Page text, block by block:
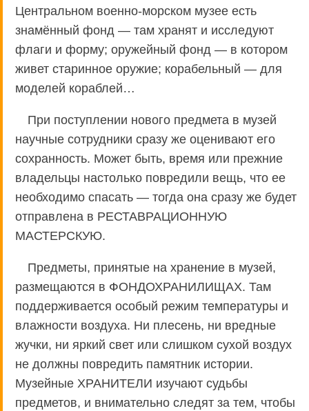
Центральном военно-морском музее есть
знамённый фонд — там хранят и исследуют
флаги и форму; оружейный фонд — в котором
живет старинное оружие; корабельный — для
моделей кораблей…
При поступлении нового предмета в музей
научные сотрудники сразу же оценивают его
сохранность. Может быть, время или прежние
владельцы настолько повредили вещь, что ее
необходимо спасать — тогда она сразу же будет
отправлена в РЕСТАВРАЦИОННУЮ
МАСТЕРСКУЮ.
Предметы, принятые на хранение в музей,
размещаются в ФОНДОХРАНИЛИЩАХ. Там
поддерживается особый режим температуры и
влажности воздуха. Ни плесень, ни вредные
жучки, ни яркий свет или слишком сухой воздух
не должны повредить памятник истории.
Музейные ХРАНИТЕЛИ изучают судьбы
предметов, и внимательно следят за тем, чтобы